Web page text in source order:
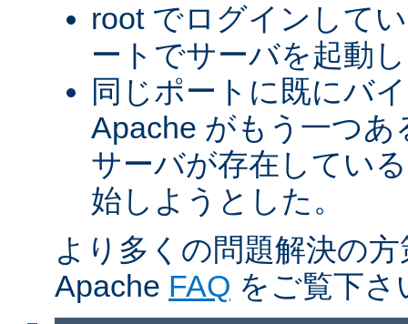
root でログインして
ートでサーバを起動
同じポートに既にバ
Apache がもう一つ
サーバが存在してい
始しようとした。
より多くの問題解決の
Apache FAQ をご覧下さ